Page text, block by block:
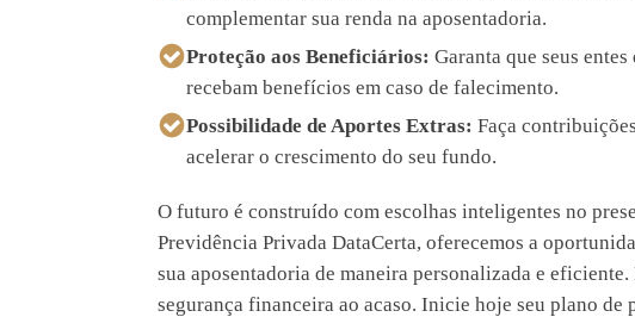
complementar sua renda na aposentadoria.
Proteção aos Beneficiários: Garanta que seus
recebam benefícios em caso de falecimento.
Possibilidade de Aportes Extras: Faça
acelerar o crescimento do seu fundo.
O futuro é construído com escolhas inteligentes no
Previdência Privada DataCerta, oferecemos a
sua aposentadoria de maneira personalizada e eficiente.
segurança financeira ao acaso. Inicie hoje seu plano de